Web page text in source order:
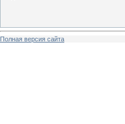
Полная версия сайта